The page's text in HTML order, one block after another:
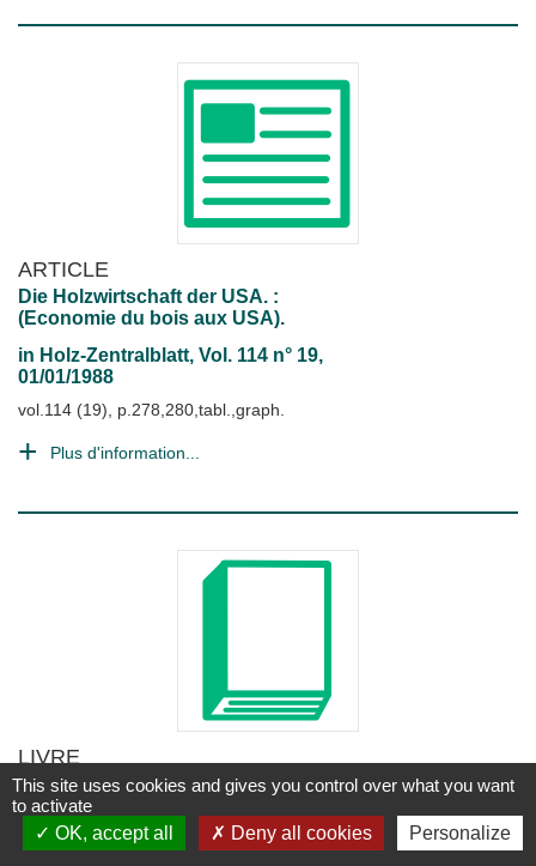
ARTICLE
Die Holzwirtschaft der USA. :
(Economie du bois aux USA).
in Holz-Zentralblatt, Vol. 114 n° 19,
01/01/1988
vol.114 (19), p.278,280,tabl.,graph.
Plus d'information...
LIVRE
Dossier Réunion
CENADDO, (Centre National de Documentation des
Départements d'Outre-Mer) Talence (FR)
Talence : CENADDOM
;1979
This site uses cookies and gives you control over what you want
to activate
OK, accept all
Deny all cookies Personalize